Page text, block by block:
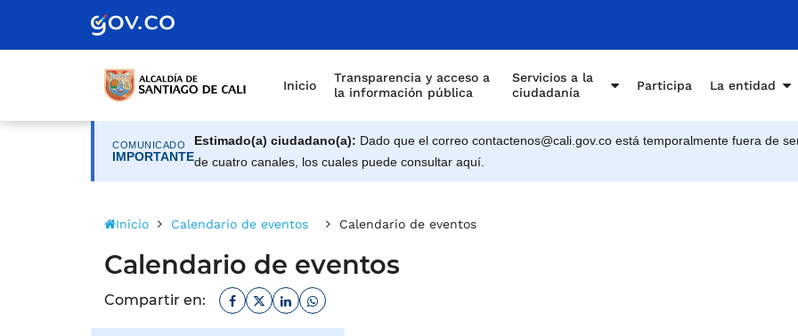
de Santiago de Cali
Inicio
Transparencia y acceso a
la información pública
Servicios a la
ciudadanía
Participa La entidad
COMUNICADO
IMPORTANTE
Estimado(a) ciudadano(a): Dado que el correo contactenos@cali.gov.co está temporalmente fuera de
de cuatro canales, los cuales puede consultar aquí.
Inicio Calendario de eventos Calendario de eventos
Calendario de eventos
Compartir en: Facebook
TwitterLinkedinWhatsapp